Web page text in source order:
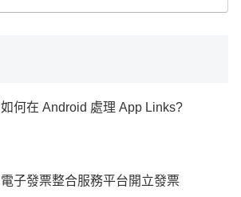
如何在 Android 處理 App Links?
電子發票整合服務平台開立發票